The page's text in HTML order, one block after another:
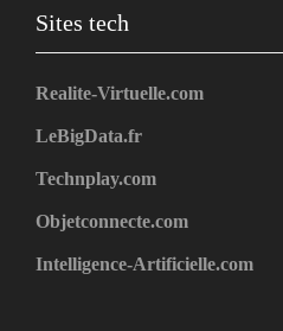
Sites tech
Realite-Virtuelle.com
LeBigData.fr
Technplay.com
Objetconnecte.com
Intelligence-Artificielle.com